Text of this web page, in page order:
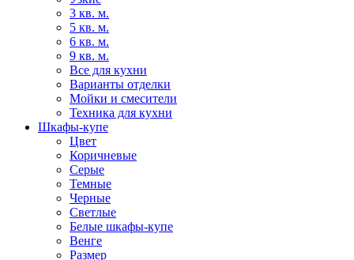
3 кв. м.
5 кв. м.
6 кв. м.
9 кв. м.
Все для кухни
Варианты отделки
Мойки и смесители
Техника для кухни
Шкафы-купе
Цвет
Коричневые
Серые
Темные
Черные
Светлые
Белые шкафы-купе
Венге
Размер